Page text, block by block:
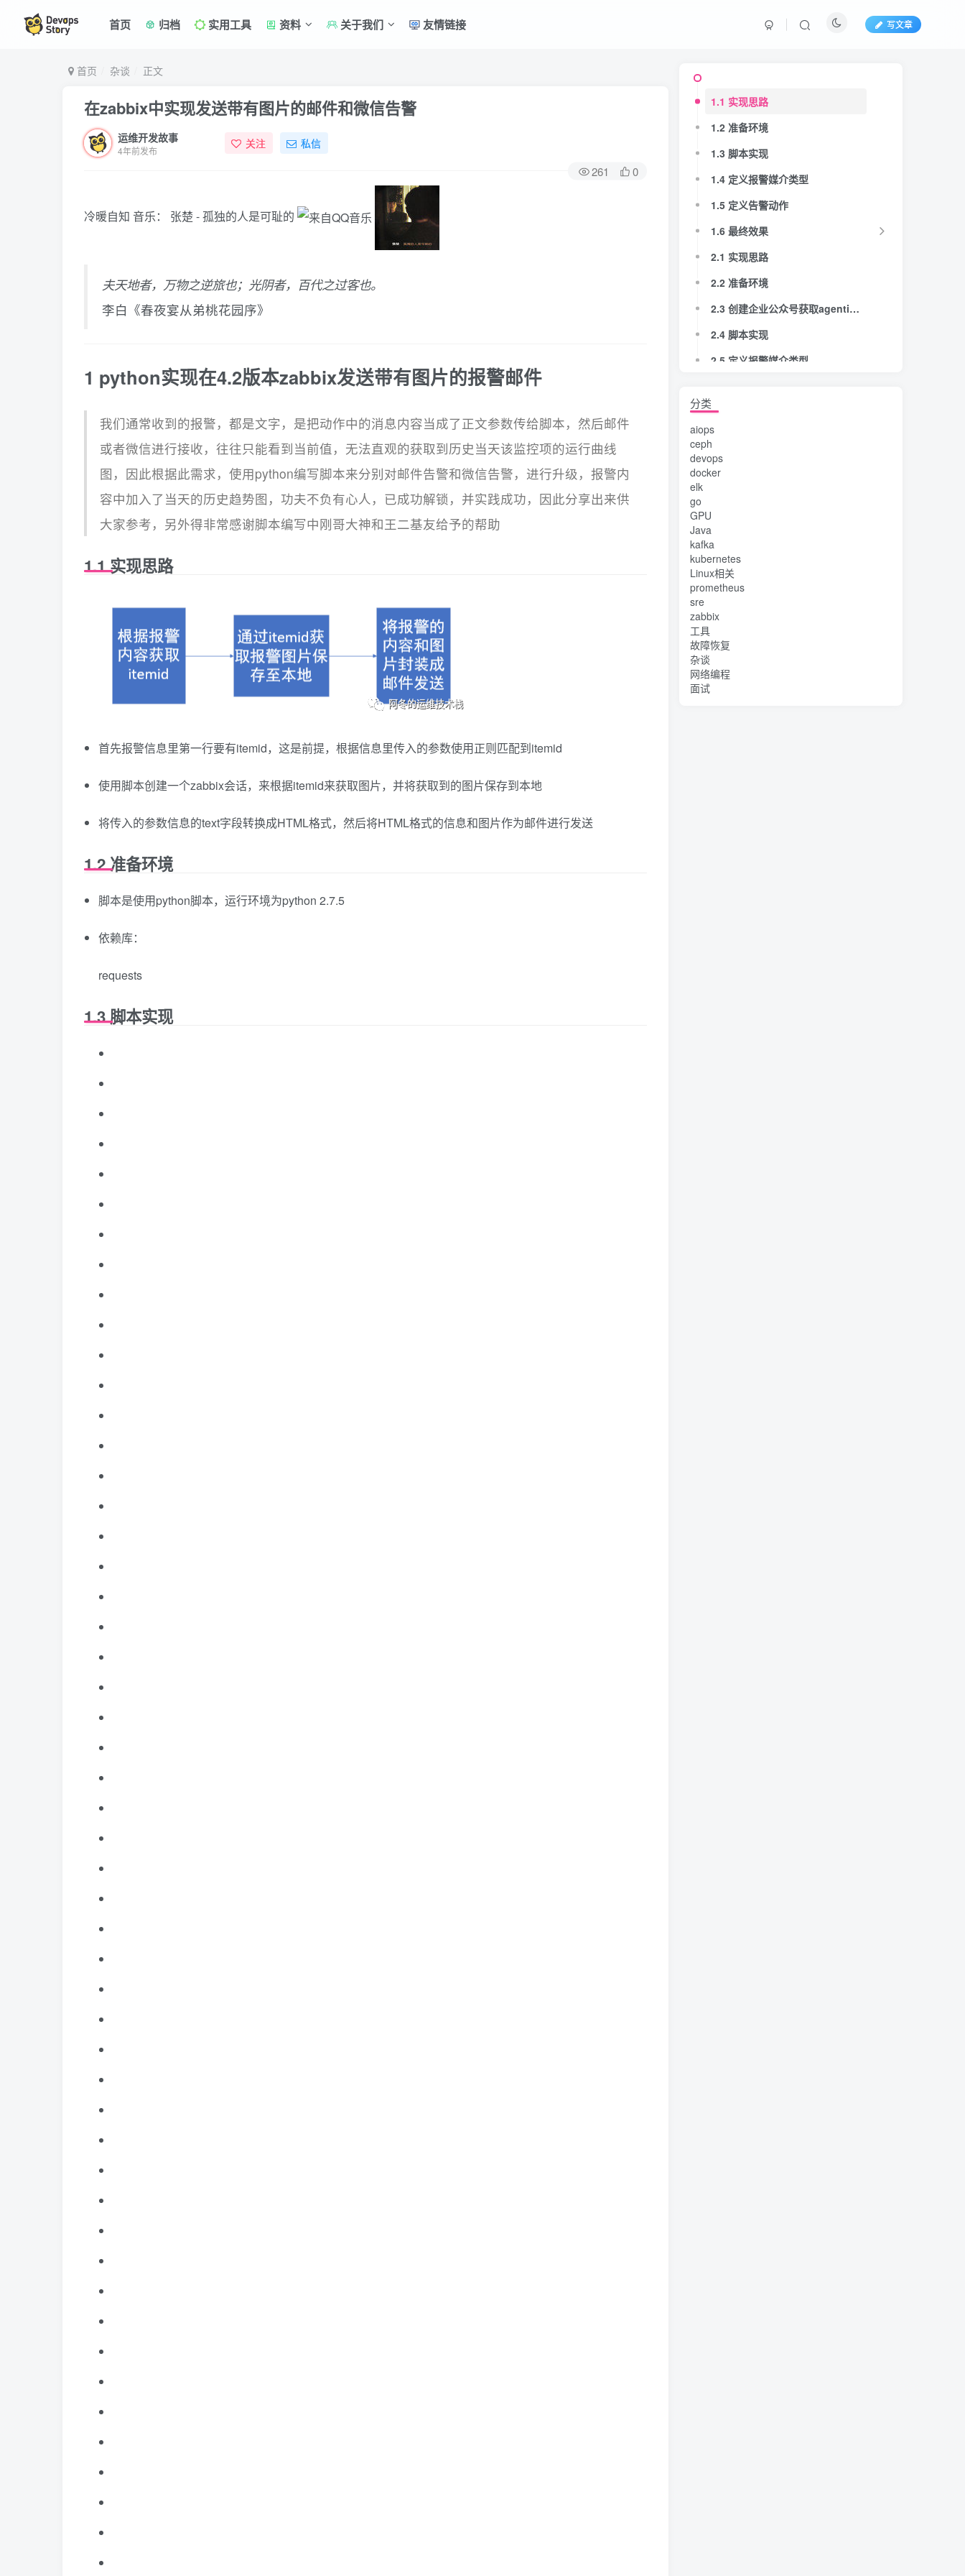
首页 归档 实用工具 资料 关于我们 友情链接 写文章
首页 杂谈 正文
在zabbix中实现发送带有图片的邮件和微信告警
运维开发故事
4年前发布 关注 私信
261 0
冷暖自知 音乐： 张楚 - 孤独的人是可耻的
夫天地者， 万物之逆旅也； 光阴者， 百代之过客也。
李白《春夜宴从弟桃花园序》
1 python实现在4.2版本zabbix发送带有图片的报警邮件
我们通常收到的报警，都是文字，是把动作中的消息内容当成了正文参数传给脚本，然后邮件
或者微信进行接收，往往只能看到当前值，无法直观的获取到历史当天该监控项的运行曲线
图，因此根据此需求，使用python编写脚本来分别对邮件告警和微信告警，进行升级，报警内
容中加入了当天的历史趋势图，功夫不负有心人，已成功解锁，并实践成功，因此分享出来供
大家参考，另外得非常感谢脚本编写中刚哥大神和王二基友给予的帮助
1.1 实现思路
首先报警信息里第一行要有itemid，这是前提，根据信息里传入的参数使用正则匹配到itemid
使用脚本创建一个zabbix会话，来根据itemid来获取图片，并将获取到的图片保存到本地
将传入的参数信息的text字段转换成HTML格式，然后将HTML格式的信息和图片作为邮件进行发送
1.2 准备环境
脚本是使用python脚本，运行环境为python 2.7.5
依赖库：
requests
1.3 脚本实现
1.1 实现思路
1.2 准备环境
1.3 脚本实现
1.4 定义报警媒介类型
1.5 定义告警动作
1.6 最终效果
2.1 实现思路
2.2 准备环境
2.3 创建企业公众号获取agentid，secret
2.4 脚本实现
2.5 定义报警媒介类型
2.7 测试效果
分类
aiops
ceph
devops
docker
elk
go
GPU
Java
kafka
kubernetes
Linux相关
prometheus
sre
zabbix
工具
故障恢复
杂谈
网络编程
面试